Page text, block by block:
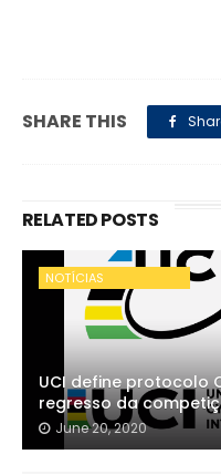
SHARE THIS
RELATED POSTS
NOTÍCIAS
UCI define protocolo
regresso da
June 20, 2020